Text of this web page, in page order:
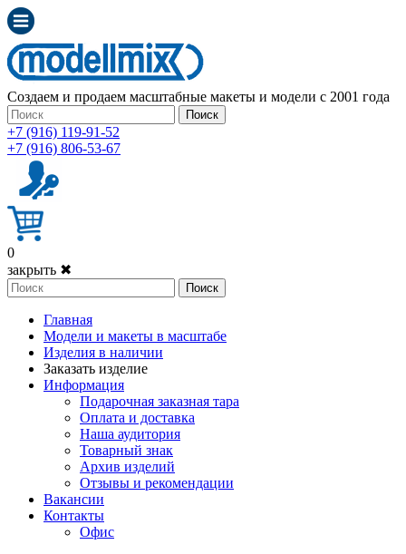
Создаем и продаем масштабные макеты и модели с 2001 года
Поиск
+7 (916) 119-91-52
+7 (916) 806-53-67
0
закрыть ✖
Поиск
Главная
Модели и макеты в масштабе
Изделия в наличии
Заказать изделие
Информация
Подарочная заказная тара
Оплата и доставка
Наша аудитория
Товарный знак
Архив изделий
Отзывы и рекомендации
Вакансии
Контакты
Офис